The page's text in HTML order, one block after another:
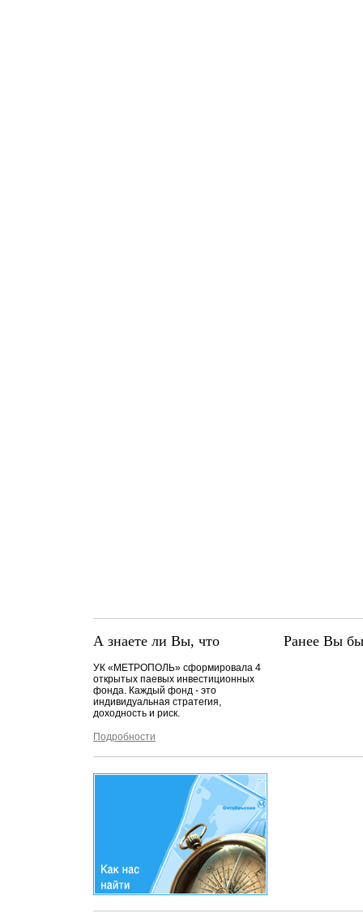
А знаете ли Вы, что
УК «МЕТРОПОЛЬ» сформировала 4
открытых паевых инвестиционных
фонда. Каждый фонд - это
индивидуальная стратегия,
доходность и риск.
Подробности
Ранее Вы